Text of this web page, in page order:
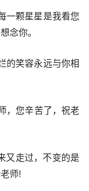
一颗星星是我看您
念你。
的笑容永远与你相
，您辛苦了，祝老
又走过，不变的是
师!